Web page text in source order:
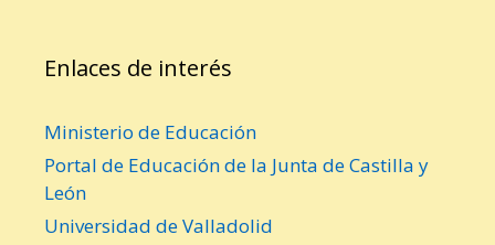
:Enlaces de interés
Ministerio de Educación
Portal de Educación de la Junta de Castilla y
León
Universidad de Valladolid